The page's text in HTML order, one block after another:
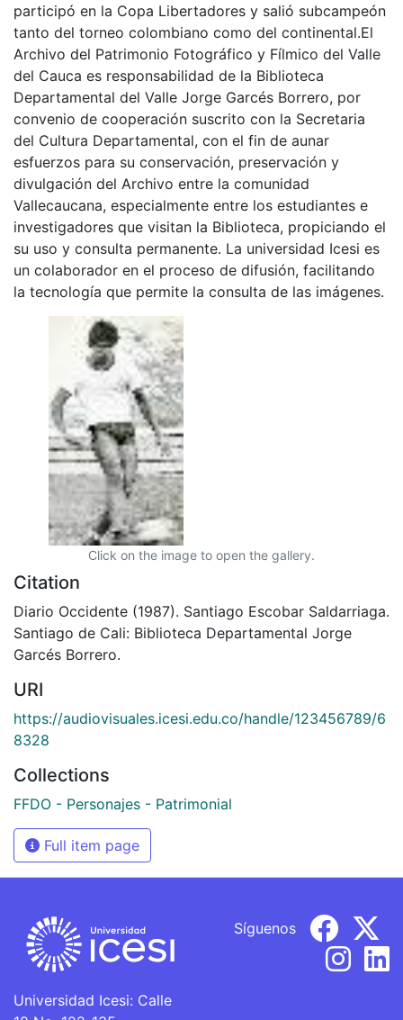
participó en la Copa Libertadores y salió subcampeón
tanto del torneo colombiano como del continental.El
Archivo del Patrimonio Fotográfico y Fílmico del Valle
del Cauca es responsabilidad de la Biblioteca
Departamental del Valle Jorge Garcés Borrero, por
convenio de cooperación suscrito con la Secretaria
del Cultura Departamental, con el fin de aunar
esfuerzos para su conservación, preservación y
divulgación del Archivo entre la comunidad
Vallecaucana, especialmente entre los estudiantes e
investigadores que visitan la Biblioteca, propiciando el
su uso y consulta permanente. La universidad Icesi es
un colaborador en el proceso de difusión, facilitando
la tecnología que permite la consulta de las imágenes.
Click on the image to open the gallery.
Citation
Diario Occidente (1987). Santiago Escobar Saldarriaga.
Santiago de Cali: Biblioteca Departamental Jorge
Garcés Borrero.
URI
https://audiovisuales.icesi.edu.co/handle/123456789/6
8328
Collections
FFDO - Personajes - Patrimonial
Full item page
Universidad Icesi: Calle
Síguenos